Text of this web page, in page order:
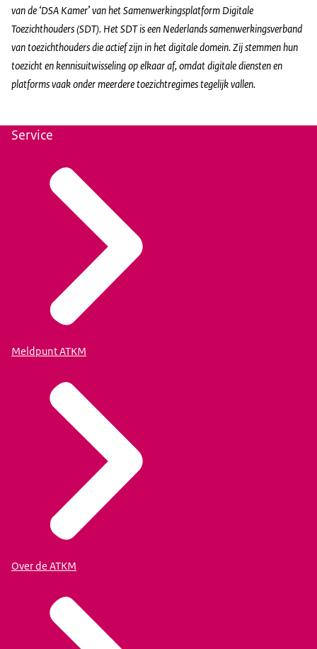
van de ‘DSA Kamer’ van het Samenwerkingsplatform Digitale
Toezichthouders (SDT). Het SDT is een Nederlands samenwerkingsverband
van toezichthouders die actief zijn in het digitale domein. Zij stemmen hun
toezicht en kennisuitwisseling op elkaar af, omdat digitale diensten en
platforms vaak onder meerdere toezichtregimes tegelijk vallen.
Service
Meldpunt ATKM
Over de ATKM